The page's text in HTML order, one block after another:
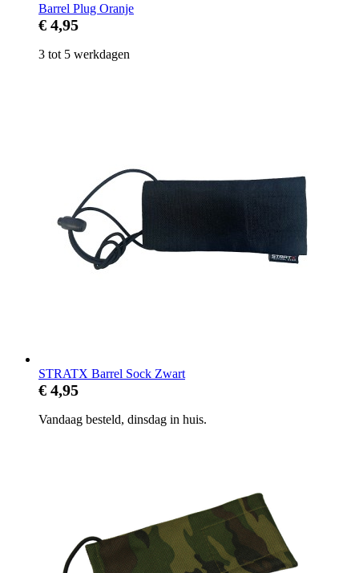
Barrel Plug Oranje
€ 4,95
3 tot 5 werkdagen
STRATX Barrel Sock Zwart
€ 4,95
Vandaag besteld, dinsdag in huis.